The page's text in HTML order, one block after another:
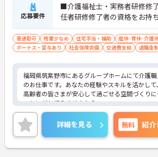
応募要件
■介護福祉士・実務者研修修
任者研修修了者の資格をお持
車通勤可 残業少なめ 住宅手当・補助
産休･育休･介護
ボーナス・賞与あり
社会保険完備 交通費支給 退職金
福岡県筑紫野市にあるグループホームにて介護職
のお仕事です。あなたの経験やスキルを活かして、
高齢者の皆さまが安心して過ごせる空間づくりに
ャレンジしてみませんか？
ご興味ある方には、面接対策ポイントなど、さら
詳細をお話しいたしますのでお気軽にご相談くだ
い。
詳細を見る 無料 紹介